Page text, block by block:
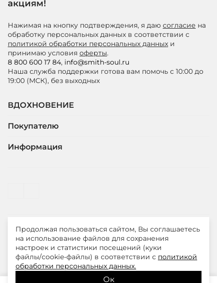
акциям!
Нажимая на кнопку подтверждения, я даю согласие на
обработку персональных данных в соответствии с
политикой обработки персональных данных и
принимаю условия оферты.
8 800 600 17 84, info@smith-soul.ru
Наша служба поддержки готова вам помочь с 10:00 до
19:00 (МСК), без выходных
ВДОХНОВЕНИЕ
Покупателю
Информация
© ООО "ЛиМ Холдинг" 2026
Smith&Soul – модная одежда для стильных и уверенных
в себе женщин
Продолжая пользоваться сайтом, Вы соглашаетесь
на использование файлов для сохранения
настроек и статистики посещений (куки
файлы/cookie-файлы) в соответствии с политикой
обработки персональных данных.
Ок